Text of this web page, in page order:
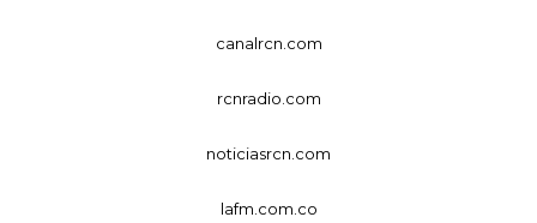
canalrcn.com
rcnradio.com
noticiasrcn.com
lafm.com.co